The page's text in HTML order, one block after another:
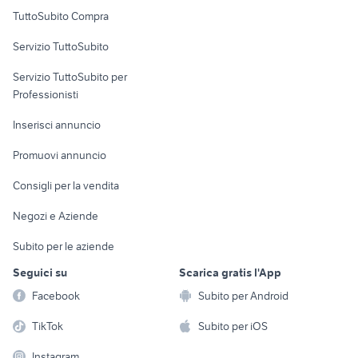
Informatica
Console e
Fotografia
Telefonia
Biciclette
TuttoSubito Compra
Servizio TuttoSubito
Servizio TuttoSubito per
Professionisti
Inserisci annuncio
Promuovi annuncio
Consigli per la vendita
Negozi e Aziende
Subito per le aziende
Seguici su
Facebook
TikTok
Scarica gratis l'App
Subito per Android
Subito per iOS